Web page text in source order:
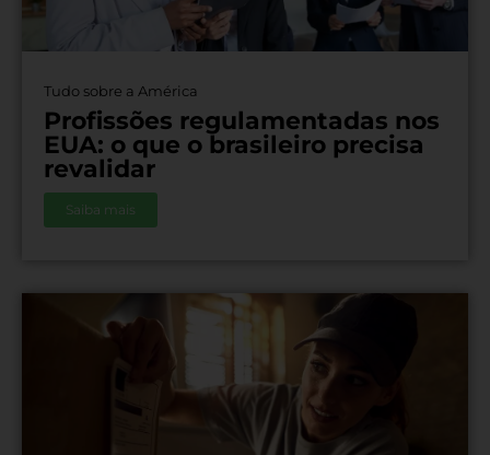
Tudo sobre a América
Profissões regulamentadas nos
EUA: o que o brasileiro precisa
revalidar
Saiba mais